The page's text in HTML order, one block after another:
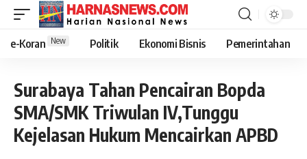
e-Koran New Politik Ekonomi Bisnis Pemerintahan
Surabaya Tahan Pencairan Bopda
SMA/SMK Triwulan IV,Tunggu
Kejelasan Hukum Mencairkan APBD